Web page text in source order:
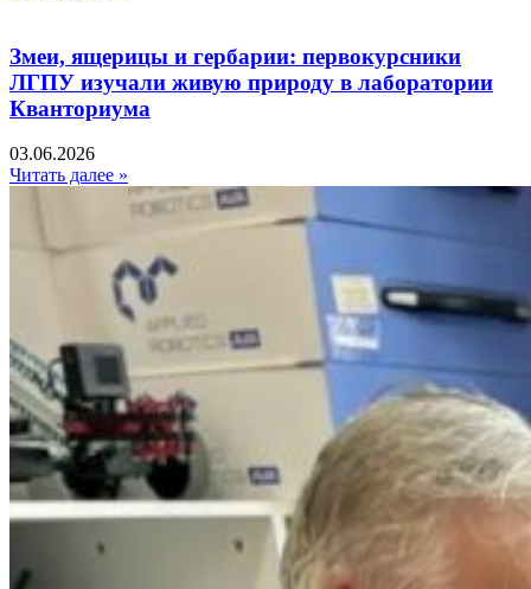
Змеи, ящерицы и гербарии: первокурсники
ЛГПУ изучали живую природу в лаборатории
Кванториума
03.06.2026
Читать далее »